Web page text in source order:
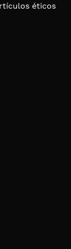
éticos